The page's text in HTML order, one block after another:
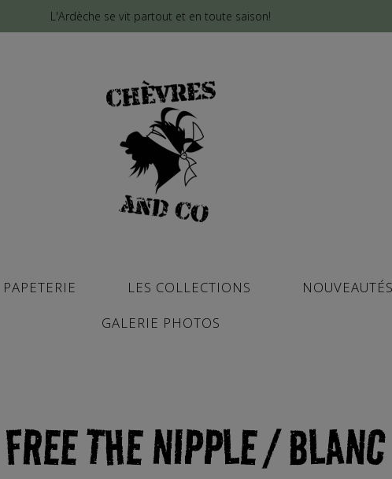
L'Ardèche se vit partout et en toute saison!
PAPETERIE LES COLLECTIONS NOUVEAUTÉS
GALERIE PHOTOS
FREE THE NIPPLE / BLANC